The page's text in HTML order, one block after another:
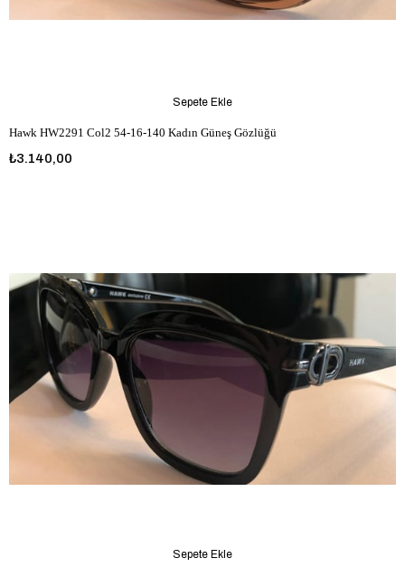
Hawk HW2291 Col2 54-16-140 Kadın Güneş Gözlüğü
₺3.140,00
Sepete Ekle
Sepete Ekle